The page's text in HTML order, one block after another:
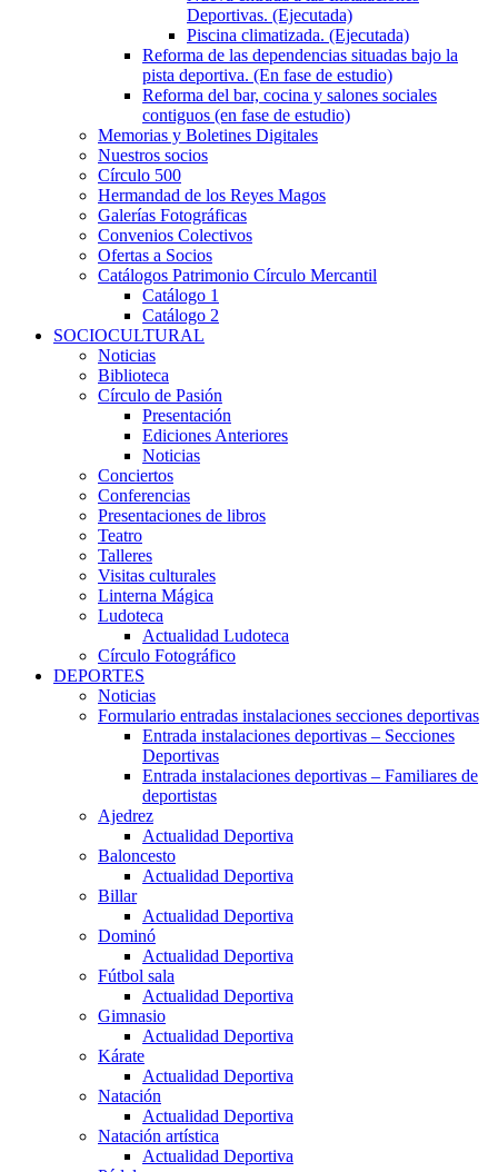
Deportivas. (Ejecutada)
Piscina climatizada. (Ejecutada)
Reforma de las dependencias situadas bajo la
pista deportiva. (En fase de estudio)
Reforma del bar, cocina y salones sociales
contiguos (en fase de estudio)
Memorias y Boletines Digitales
Nuestros socios
Círculo 500
Hermandad de los Reyes Magos
Galerías Fotográficas
Convenios Colectivos
Ofertas a Socios
Catálogos Patrimonio Círculo Mercantil
Catálogo 1
Catálogo 2
SOCIOCULTURAL
Noticias
Biblioteca
Círculo de Pasión
Presentación
Ediciones Anteriores
Noticias
Conciertos
Conferencias
Presentaciones de libros
Teatro
Talleres
Visitas culturales
Linterna Mágica
Ludoteca
Actualidad Ludoteca
Círculo Fotográfico
DEPORTES
Noticias
Formulario entradas instalaciones secciones deportivas
Entrada instalaciones deportivas – Secciones
Deportivas
Entrada instalaciones deportivas – Familiares de
deportistas
Ajedrez
Actualidad Deportiva
Baloncesto
Actualidad Deportiva
Billar
Actualidad Deportiva
Dominó
Actualidad Deportiva
Fútbol sala
Actualidad Deportiva
Gimnasio
Actualidad Deportiva
Kárate
Actualidad Deportiva
Natación
Actualidad Deportiva
Natación artística
Actualidad Deportiva